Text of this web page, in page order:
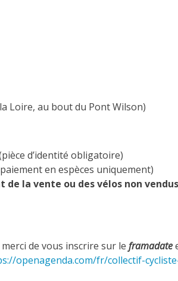
Loire, au bout du Pont Wilson)
d’identité obligatoire)
en espèces uniquement)
la vente ou des vélos non vendus
de vous inscrire sur le framadate
openagenda.com/fr/collectif-